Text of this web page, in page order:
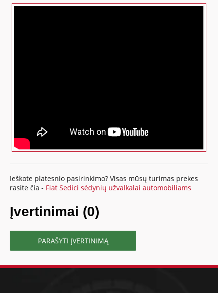
Ieškote platesnio pasirinkimo? Visas mūsų turimas prekes
rasite čia - Fiat Sedici sėdynių užvalkalai automobiliams
Įvertinimai (0)
PARAŠYTI ĮVERTINIMĄ